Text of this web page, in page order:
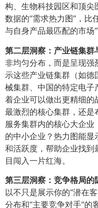
构、生物科技园区和顶尖
数据的“需求热力图”，比
与自身产品最匹配的市场“
第二层洞察：产业链集群
非均匀分布，而是呈现强
示这些产业链集群（如
械集群、中国的特定电子
着企业可以做出更精细
最激烈的核心集群，还是
服务集群内的核心大企
的中小企业？热力图能
和活跃度，帮助企业找到
目闯入一片红海。
第三层洞察：竞争格局的
以不只是展示你的“潜在
分布和“主要竞争对手”的